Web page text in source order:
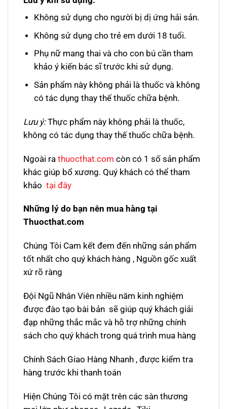
Không sử dụng cho người bị dị ứng hải sản.
Không sử dụng cho trẻ em dưới 18 tuổi.
Phụ nữ mang thai và cho con bú cần tham
khảo ý kiến bác sĩ trước khi sử dụng.
Sản phẩm này không phải là thuốc và không
có tác dụng thay thế thuốc chữa bệnh.
Lưu ý:Thực phẩm này không phải là thuốc,
không có tác dụng thay thế thuốc chữa bệnh.
Ngoài ra thuocthat.com còn có 1 số sản phẩm
khác giúp bổ xương. Quý khách có thể tham
khảo tại đây
Những lý do bạn nên mua hàng tại
Thuocthat.com
Chúng Tôi Cam kết đem đến những sản phẩm
tốt nhất cho quý khách hàng , Nguồn gốc xuất
xứ rõ ràng
Đội Ngũ Nhân Viên nhiều năm kinh nghiệm
được đào tạo bài bản sẽ giúp quý khách giải
đạp những thắc mắc và hỗ trợ những chính
sách cho quý khách trong quá trình mua hàng
Chính Sách Giao Hàng Nhanh , được kiểm tra
hàng trước khi thanh toán
Hiện Chúng Tôi có mặt trên các sàn thương